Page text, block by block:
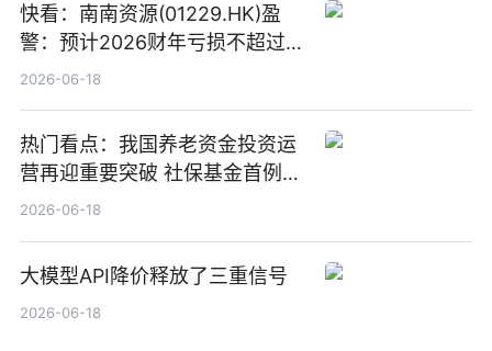
快看：南南资源(01229.HK)盈
警：预计2026财年亏损不超过
1000万港元
2026-06-18
热门看点：我国养老资金投资运
营再迎重要突破 社保基金首例期
货账户完成开立
2026-06-18
大模型API降价释放了三重信号
2026-06-18